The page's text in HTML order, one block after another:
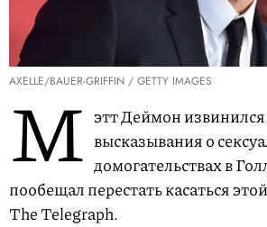
AXELLE/BAUER-GRIFFIN / GETTY IMAGES
М этт Деймон извинился
высказывания о
домогательствах в
пообещал перестать касаться
The Telegraph.